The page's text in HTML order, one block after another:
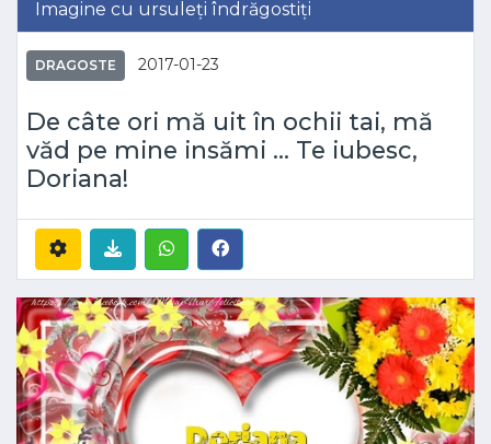
Imagine cu ursuleți îndrăgostiți
DRAGOSTE 2017-01-23
De câte ori mă uit în ochii tai, mă
văd pe mine insămi ... Te iubesc,
Doriana!